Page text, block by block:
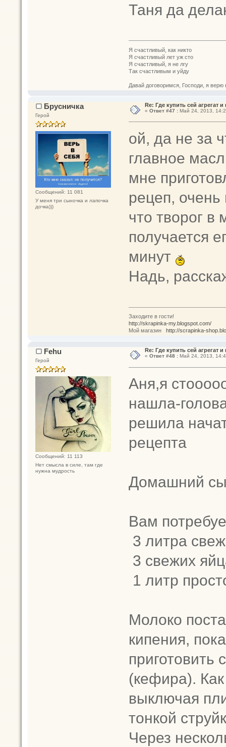
Таня да
Я счастливый, как никто
Я счастливый лет уж сто
Я счастливый, я не лгу
Так счастливым и уйду
Давай договоримся, Господи, я
Брусничка
Герой
Сообщений: 11 081
У меня три сыночка и лапочка
дочка)))
Re: Где купить сей агрегат
« Ответ #47 :Май 24, 2013,
ой, да не за
главное
мне
рецеп,
что творог в
получается
минут
Надь,
Заходите в гости!
http://skrapinka-my.blogspot.com/
Мой магазин
http://scrapinka-
Fehu
Герой
Сообщений: 11 113
Нет смысла в силе, там где
нужна мудрость
Re: Где купить сей агрегат
« Ответ #48 :Май 24, 2013,
Аня,я
нашла-
решила
рецепта
Домашний
Вам
3 литра
3 свежих
1 литр
Молоко
кипения,
приготовить
(кефира).
выключая
тонкой
Через